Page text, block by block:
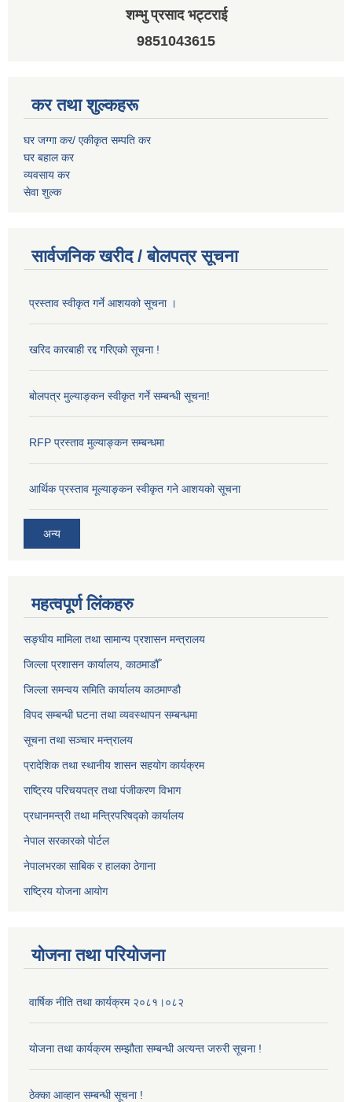
शम्भु प्रसाद भट्टराई
9851043615
कर तथा शुल्कहरू
घर जग्गा कर/ एकीकृत सम्पति कर
घर बहाल कर
व्यवसाय कर
सेवा शुल्क
सार्वजनिक खरीद / बोलपत्र सूचना
प्रस्ताव स्वीकृत गर्ने आशयको सूचना ।
खरिद कारबाही रद्द गरिएको सूचना !
बोलपत्र मुल्याङ्कन स्वीकृत गर्ने सम्बन्धी सूचना!
RFP प्रस्ताव मुल्याङ्कन सम्बन्धमा
आर्थिक प्रस्ताव मूल्याङ्कन स्वीकृत गने आशयको सूचना
अन्य
महत्वपूर्ण लिंकहरु
सङ्‍घीय मामिला तथा सामान्य प्रशासन मन्त्रालय
जिल्ला प्रशासन कार्यालय, काठमाडौँ
जिल्ला समन्वय समिति कार्यालय काठमाण्ड‌ौ
विपद सम्बन्धी घटना तथा व्यवस्थापन सम्बन्धमा
सूचना तथा सञ्चार मन्त्रालय
प्रादेशिक तथा स्थानीय शासन सहयोग कार्यक्रम
राष्ट्रिय परिचयपत्र तथा पंजीकरण विभाग
प्रधानमन्त्री तथा मन्त्रिपरिषद्को कार्यालय
नेपाल सरकारको पोर्टल
नेपालभरका साबिक र हालका ठेगाना
राष्ट्रिय योजना आयोग
योजना तथा परियोजना
वार्षिक नीति तथा कार्यक्रम २०८१।०८२
योजना तथा कार्यक्रम सम्झौता सम्बन्धी अत्यन्त जरुरी सूचना !
ठेक्का आव्हान सम्बन्धी सूचना !